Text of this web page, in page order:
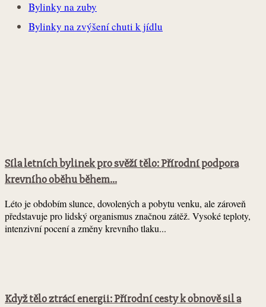
Bylinky na zuby
Bylinky na zvýšení chuti k jídlu
Síla letních bylinek pro svěží tělo: Přírodní podpora
krevního oběhu během...
Léto je obdobím slunce, dovolených a pobytu venku, ale zároveň
představuje pro lidský organismus značnou zátěž. Vysoké teploty,
intenzivní pocení a změny krevního tlaku...
Když tělo ztrácí energii: Přírodní cesty k obnově sil a